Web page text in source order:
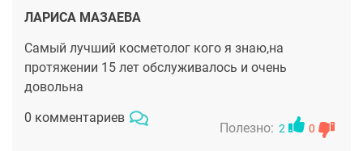
ЛАРИСА МАЗАЕВА
Самый лучший косметолог кого я знаю,на
протяжении 15 лет обслуживалось и очень
довольна
0 комментариев
Полезно: 2 0